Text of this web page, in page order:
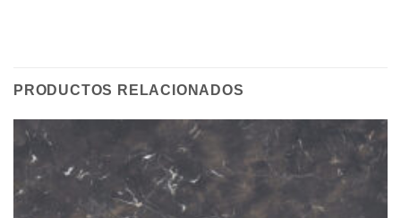
PRODUCTOS RELACIONADOS